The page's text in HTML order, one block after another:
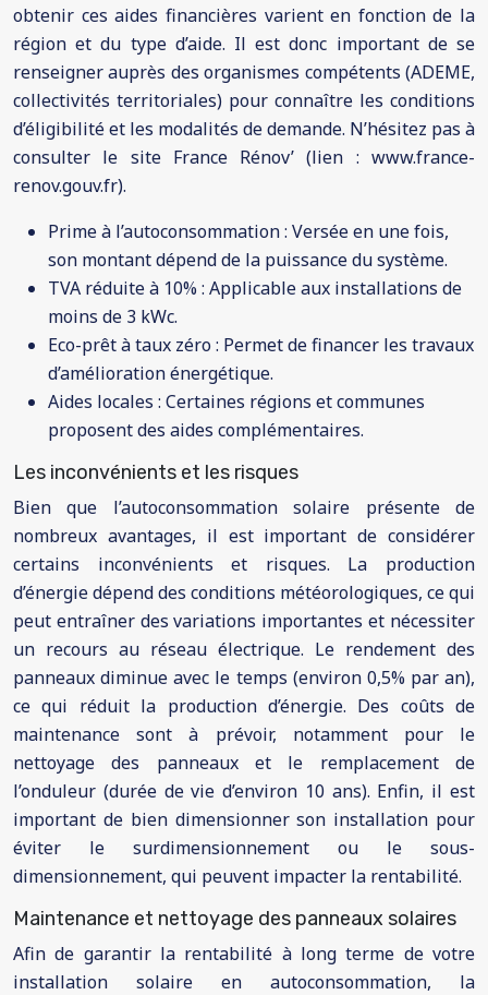
obtenir ces aides financières varient en fonction de la
région et du type d’aide. Il est donc important de se
renseigner auprès des organismes compétents (ADEME,
collectivités territoriales) pour connaître les conditions
d’éligibilité et les modalités de demande. N’hésitez pas à
consulter le site France Rénov’ (lien : www.france-
renov.gouv.fr).
Prime à l’autoconsommation : Versée en une fois,
son montant dépend de la puissance du système.
TVA réduite à 10% : Applicable aux installations de
moins de 3 kWc.
Eco-prêt à taux zéro : Permet de financer les travaux
d’amélioration énergétique.
Aides locales : Certaines régions et communes
proposent des aides complémentaires.
Les inconvénients et les risques
Bien que l’autoconsommation solaire présente de
nombreux avantages, il est important de considérer
certains inconvénients et risques. La production
d’énergie dépend des conditions météorologiques, ce qui
peut entraîner des variations importantes et nécessiter
un recours au réseau électrique. Le rendement des
panneaux diminue avec le temps (environ 0,5% par an),
ce qui réduit la production d’énergie. Des coûts de
maintenance sont à prévoir, notamment pour le
nettoyage des panneaux et le remplacement de
l’onduleur (durée de vie d’environ 10 ans). Enfin, il est
important de bien dimensionner son installation pour
éviter le surdimensionnement ou le sous-
dimensionnement, qui peuvent impacter la rentabilité.
Maintenance et nettoyage des panneaux solaires
Afin de garantir la rentabilité à long terme de votre
installation solaire en autoconsommation, la